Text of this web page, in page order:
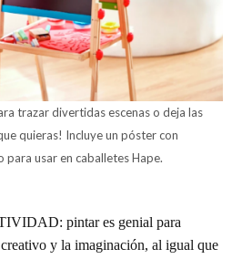
trazar divertidas escenas o deja las
quieras! Incluye un póster con
para usar en caballetes Hape.
pintar es genial para
y la imaginación, al igual que